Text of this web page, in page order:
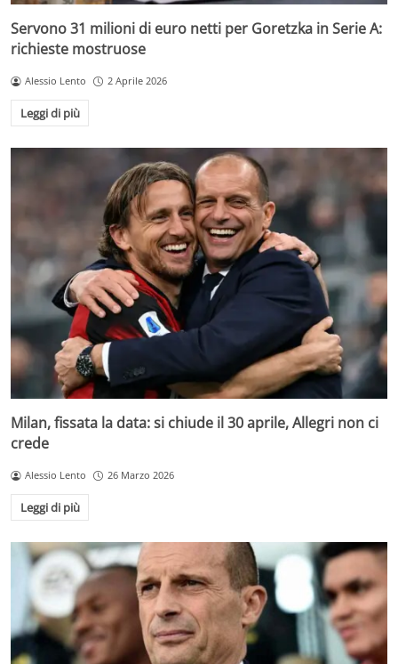
Servono 31 milioni di euro netti per Goretzka in Serie A:
richieste mostruose
Alessio Lento 2 Aprile 2026
Leggi di più
Milan, fissata la data: si chiude il 30 aprile, Allegri non ci
crede
Alessio Lento 26 Marzo 2026
Leggi di più